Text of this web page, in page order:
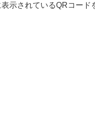
示されているQRコード